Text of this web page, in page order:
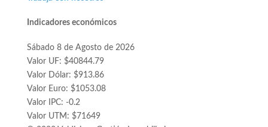
Indicadores económicos
Sábado 8 de Agosto de 2026
Valor UF: $40844.79
Valor Dólar: $913.86
Valor Euro: $1053.08
Valor IPC: -0.2
Valor UTM: $71649